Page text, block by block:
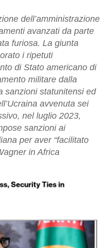
dell’amministrazione
avanzati da parte
furiosa. La giunta
i ripetuti
di Stato americano di
militare dalla
sanzioni statunitensi ed
avvenuta sei
nel luglio 2023,
sanzioni ai
per aver “facilitato
in Africa